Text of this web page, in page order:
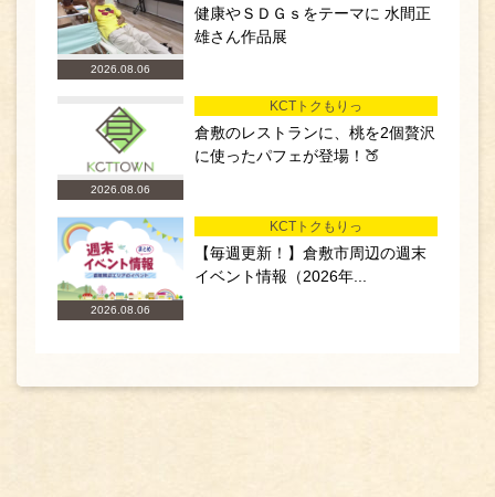
2026.08.06
健康やＳＤＧｓをテーマに 水間正
雄さん作品展
2026.08.06
KCTトクもりっ
倉敷のレストランに、桃を2個贅沢
に使ったパフェが登場！🍑
2026.08.06
KCTトクもりっ
【毎週更新！】倉敷市周辺の週末
イベント情報（2026年...